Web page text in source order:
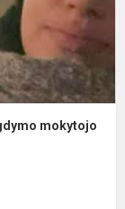
mokytojo